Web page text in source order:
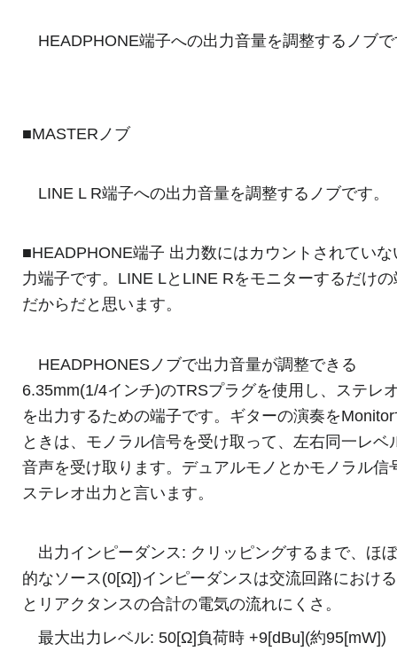
HEADPHONE端子への出力音量を調整するノブ
■MASTERノブ
LINE L R端子への出力音量を調整するノブです。
■HEADPHONE端子 出力数にはカウントされていな
力端子です。LINE LとLINE Rをモニターするだけ
だからだと思います。
HEADPHONESノブで出力音量が調整できる
6.35mm(1/4インチ)のTRSプラグを使用し、ステレ
を出力するための端子です。ギターの演奏を
ときは、モノラル信号を受け取って、左右同一レベ
音声を受け取ります。デュアルモノとかモノラル信
ステレオ出力と言います。
出力インピーダンス: クリッピングするまで、ほ
的なソース(0[Ω])インピーダンスは交流回路におけ
とリアクタンスの合計の電気の流れにくさ。
最大出力レベル: 50[Ω]負荷時 +9[dBu](約95[mW])